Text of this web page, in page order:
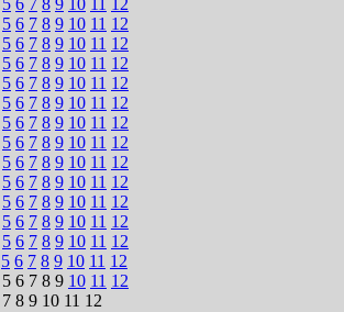
5 6 7 8 9 10 11 12
5 6 7 8 9 10 11 12
5 6 7 8 9 10 11 12
5 6 7 8 9 10 11 12
5 6 7 8 9 10 11 12
5 6 7 8 9 10 11 12
5 6 7 8 9 10 11 12
5 6 7 8 9 10 11 12
5 6 7 8 9 10 11 12
5 6 7 8 9 10 11 12
5 6 7 8 9 10 11 12
5 6 7 8 9 10 11 12
5 6 7 8 9 10 11 12
5 6 7 8 9 10 11 12
5 6 7 8 9 10 11 12
7 8 9 10 11 12